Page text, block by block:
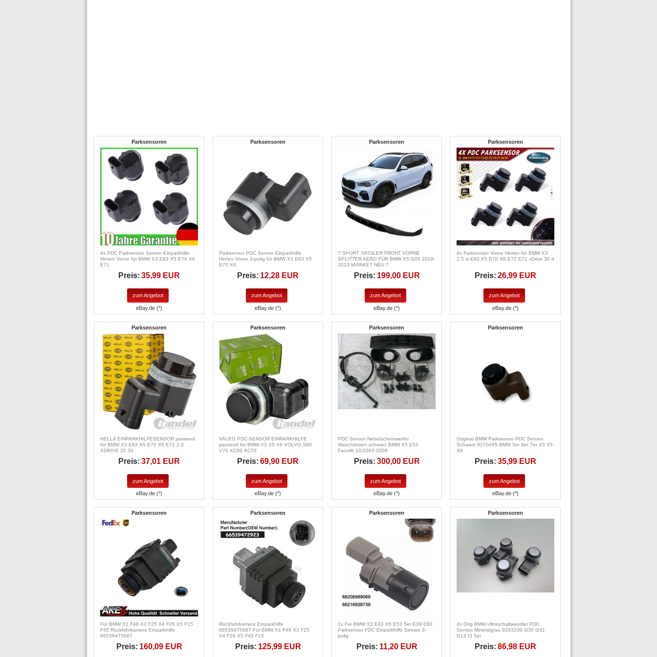
Parksensoren
4x PDC Parksensor Sensor Einparkhilfe
Hinten Vorne für BMW X3 E83 X5 E70 X6
E71
Preis: 35,99 EUR
zum Angebot
eBay.de (*)
Parksensoren
Parksensor PDC Sensor Einparkhilfe
Hinten Vorne 3-polig für BMW X3 E83 X5
E70 X6
Preis: 12,28 EUR
zum Angebot
eBay.de (*)
Parksensoren
? SPORT SPOILER FRONT VORNE
SPLITTER AERO FÜR BMW X5 G05 2018-
2023 M-PAKET NEU ?
Preis: 199,00 EUR
zum Angebot
eBay.de (*)
Parksensoren
4x Parksensor Vorne Hinten für BMW X3
2.5 si E83 X5 E70 X6 E72 E71 xDrive 30 d
Preis: 26,99 EUR
zum Angebot
eBay.de (*)
Parksensoren
HELLA EINPARKHILFESENSOR passend
für BMW X3 E83 X5 E70 X6 E72 2.0
XDRIVE 20 30
Preis: 37,01 EUR
zum Angebot
eBay.de (*)
Parksensoren
VALEO PDC-SENSOR EINPARKHILFE
passend für BMW X3 X5 X6 VOLVO S80
V70 XC60 XC70
Preis: 69,90 EUR
zum Angebot
eBay.de (*)
Parksensoren
PDC Sensor Nebelscheinwerfer
Waschdüsen schwarz BMW X5 E53
Facelift 10/2003-2006
Preis: 300,00 EUR
zum Angebot
eBay.de (*)
Parksensoren
Original BMW Parksensor PDC Sensor
Schwarz 9270495 BMW 5er 6er 7er X3 X5
X6
Preis: 35,99 EUR
zum Angebot
eBay.de (*)
Parksensoren
Für BMW X1 F48 X3 F25 X4 F26 X5 F15
F45 Rückfahrkamera Einparkhilfe
66539475687
Preis: 160,09 EUR
Parksensoren
Rückfahrkamera Einparkhilfe
66539475687 Für BMW X1 F48 X3 F25
X4 F26 X5 F45 F15
Preis: 125,99 EUR
Parksensoren
1x Für BMW X3 E83 X5 E53 5er E39 E60
Parksensor PDC Einparkhilfe Sensor 3-
polig
Preis: 11,20 EUR
Parksensoren
4x Orig BMW Ultraschallwandler PDC
Sensor Mineralgrau 9283200 G30 G31
G12 I3 5er
Preis: 86,98 EUR